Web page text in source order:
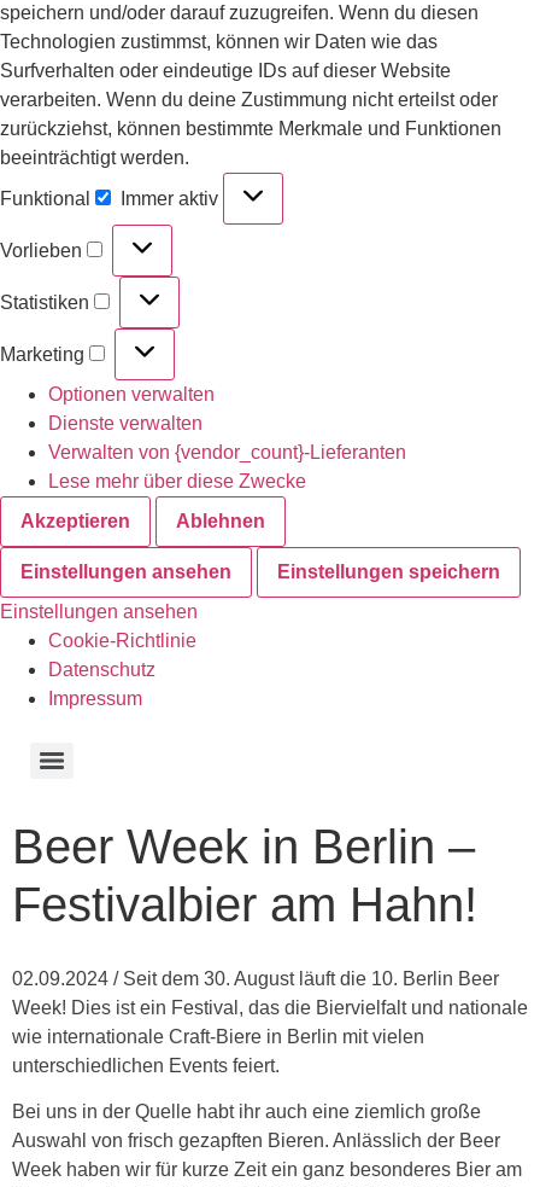
speichern und/oder darauf zuzugreifen. Wenn du diesen
Technologien zustimmst, können wir Daten wie das
Surfverhalten oder eindeutige IDs auf dieser Website
verarbeiten. Wenn du deine Zustimmung nicht erteilst oder
zurückziehst, können bestimmte Merkmale und Funktionen
beeinträchtigt werden.
Funktional
Immer aktiv
Vorlieben
Statistiken
Marketing
Optionen verwalten
Dienste verwalten
Verwalten von {vendor_count}-Lieferanten
Lese mehr über diese Zwecke
Akzeptieren
Ablehnen
Einstellungen ansehen
Einstellungen speichern
Einstellungen ansehen
Cookie-Richtlinie
Datenschutz
Impressum
Beer Week in Berlin –
Festivalbier am Hahn!
02.09.2024 / Seit dem 30. August läuft die 10. Berlin Beer
Week! Dies ist ein Festival, das die Biervielfalt und nationale
wie internationale Craft-Biere in Berlin mit vielen
unterschiedlichen Events feiert.
Bei uns in der Quelle habt ihr auch eine ziemlich große
Auswahl von frisch gezapften Bieren. Anlässlich der Beer
Week haben wir für kurze Zeit ein ganz besonderes Bier am